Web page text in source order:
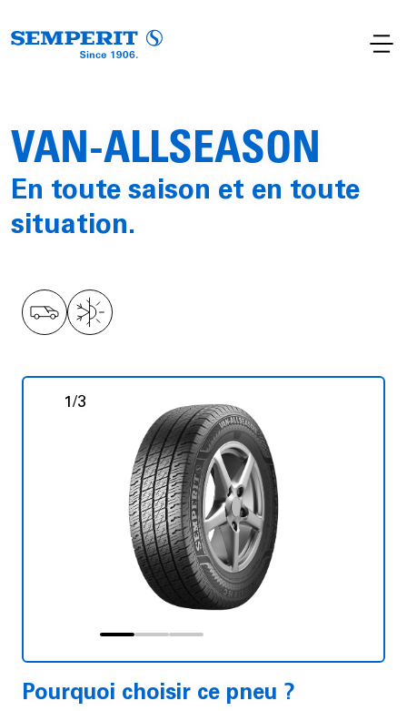
VAN-ALLSEASON
En toute saison et en toute
situation.
1/3
Pourquoi choisir ce pneu ?